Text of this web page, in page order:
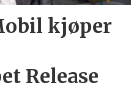
kjøper
Release